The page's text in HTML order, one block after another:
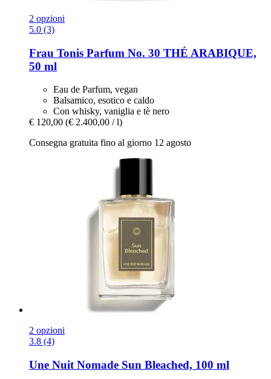
2 opzioni
5.0 (3)
Frau Tonis Parfum No. 30 THÉ ARABIQUE,
50 ml
Eau de Parfum, vegan
Balsamico, esotico e caldo
Con whisky, vaniglia e tè nero
€ 120,00 (€ 2.400,00 / l)
Consegna gratuita fino al giorno 12 agosto
2 opzioni
3.8 (4)
Une Nuit Nomade Sun Bleached, 100 ml